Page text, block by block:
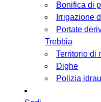
Bonifica di
Irrigazione
Portate
Trebbia
Territorio di
Dighe
Polizia